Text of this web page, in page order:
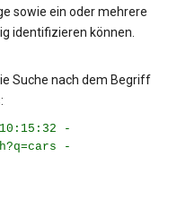
sowie ein oder mehrere
identifizieren können.
Suche nach dem Begriff
-
-